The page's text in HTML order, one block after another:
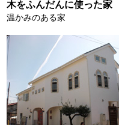
木をふんだんに使った家
温かみのある家